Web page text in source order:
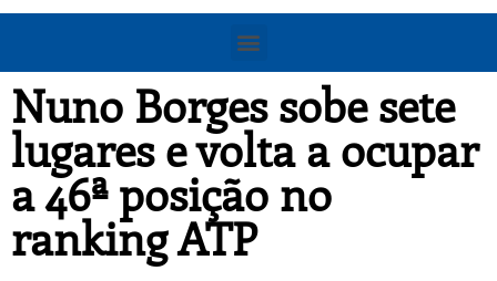
Nuno Borges sobe sete
lugares e volta a ocupar
a 46ª posição no
ranking ATP